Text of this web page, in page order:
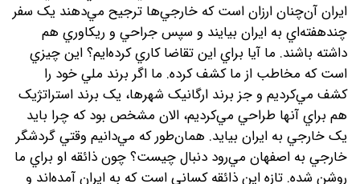
ايران آن‌چنان ارزان است که خارجي‌ها ترجيح مي‌دهند يک سفر
چندهفته‌اي به ايران بيايند و سپس جراحي و ريکاوري هم
داشته باشند. ما آيا براي اين تقاضا کاري کرده‌ايم؟ اين چيزي
است که مخاطب از ما کشف کرده. ما اگر برند ملي خود را
کشف مي‌کرديم و جز برند ارگانيک شهرها، يک برند استراتژيک
هم براي آنها طراحي مي‌کرديم، الان مشخص بود که چرا بايد
يک خارجي به ايران بيايد. همان‌طور که مي‌دانيم وقتي گردشگر
خارجي به اصفهان مي‌رود دنبال چيست؟ چون ذائقه او براي ما
روشن شده. تازه اين ذائقه کساني است که به ايران آمده‌‌اند و